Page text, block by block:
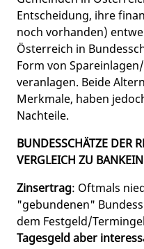
Entscheidung, ihre
noch vorhanden)
Österreich in
Form von
veranlagen. Beide
Merkmale, haben
Nachteile.
BUNDESSCHÄTZE DER
VERGLEICH ZU
Zinsertrag: Oftmals
"gebundenen"
dem Festgeld/
Tagesgeld aber